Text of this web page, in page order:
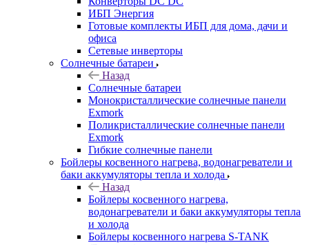
ИБП Энергия
Готовые комплекты ИБП для дома, дачи и
офиса
Сетевые инверторы
Солнечные батареи
Назад
Солнечные батареи
Монокристаллические солнечные панели
Exmork
Поликристаллические солнечные панели
Exmork
Гибкие солнечные панели
Бойлеры косвенного нагрева, водонагреватели и
баки аккумуляторы тепла и холода
Назад
Бойлеры косвенного нагрева,
водонагреватели и баки аккумуляторы тепла
и холода
Бойлеры косвенного нагрева S-TANK